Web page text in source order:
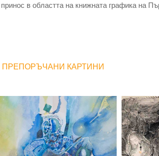
в областта на книжната графика на
ПРЕПОРЪЧАНИ КАРТИНИ